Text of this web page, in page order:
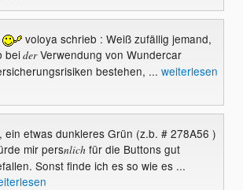
voloya schrieb : Weiß zufällig jemand,
beiderVerwendung von Wundercar
bestehen, ... weiterlesen
ein etwas dunkleres Grün (z.b. # 278A56 )
mir persnlichfür die Buttons gut
Sonst finde ich es so wie es ...